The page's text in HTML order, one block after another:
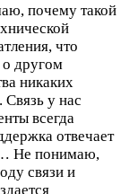
почему такой
что
другом
никаких
у нас
всегда
отвечает
Не понимаю,
связи и